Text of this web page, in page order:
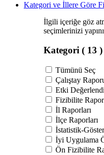
Kategori ve İllere Göre
İlgili içeriğe göz
seçimlerinizi
Kategori ( 13 )
Tümünü Seç
Çalıştay
Etki
Fizibilite
İl Raporları
İlçe Raporları
İstatistik-
İyi Uygulama
Ön Fizibilite